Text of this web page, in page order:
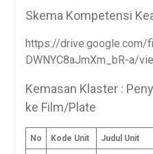
Skema Kompetensi
https://drive.google.com/
DWNYC8aJmXm_bR-a/
Kemasan Klaster :
ke Film/Plate
No Kode Unit Judul Unit